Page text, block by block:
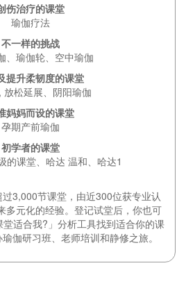
伤治疗的课堂
瑜伽疗法
不一样的挑战
、瑜伽轮、空中瑜伽
提升柔韧度的课堂
放松延展、阴阳瑜伽
妈妈而设的课堂
孕期产前瑜伽
初学者的课堂
的课堂、哈达 温和、哈达1
3,000节课堂，由近300位获专业认
多元化的经验。登记试堂后，你也可
适合我?」分析工具找到适合你的课
伽研习班、老师培训和静修之旅。